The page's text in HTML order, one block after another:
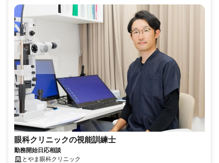
眼科クリニックの視能訓練士
勤務開始日応相談
とやま眼科クリニック